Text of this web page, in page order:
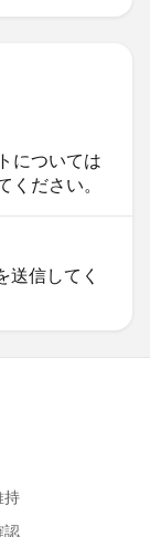
については
ださい。
信してく